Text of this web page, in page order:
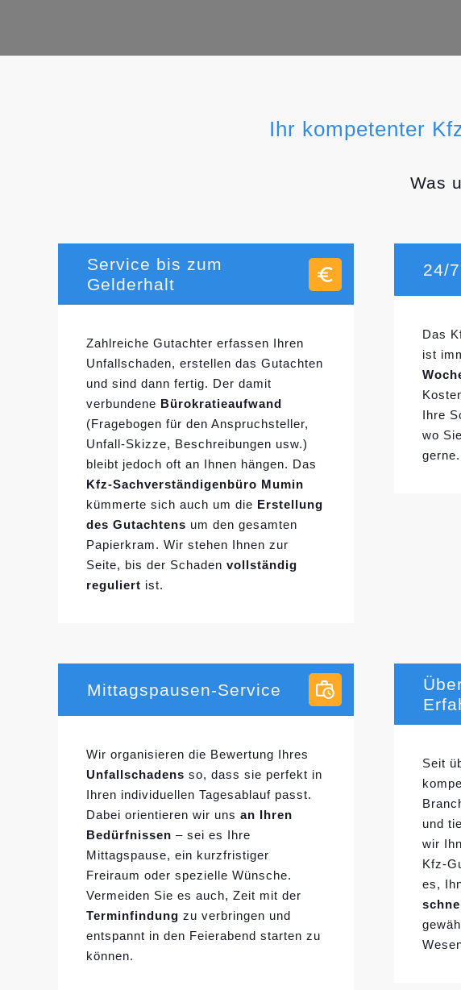
Ihr kompetenter
Was
Service bis zum
Gelderhalt
Zahlreiche Gutachter erfassen Ihren
Unfallschaden, erstellen das Gutachten
und sind dann fertig. Der damit
verbundene Bürokratieaufwand
(Fragebogen für den Anspruchsteller,
Unfall-Skizze, Beschreibungen usw.)
bleibt jedoch oft an Ihnen hängen. Das
Kfz-Sachverständigenbüro Mumin
kümmerte sich auch um die Erstellung
des Gutachtens um den gesamten
Papierkram. Wir stehen Ihnen zur
Seite, bis der Schaden vollständig
reguliert ist.
24/
Das
ist
Ihre
wo
gerne.
Mittagspausen-Service
Wir organisieren die Bewertung Ihres
Unfallschadens so, dass sie perfekt in
Ihren individuellen Tagesablauf passt.
Dabei orientieren wir uns an Ihren
Bedürfnissen – sei es Ihre
Mittagspause, ein kurzfristiger
Freiraum oder spezielle Wünsche.
Vermeiden Sie es auch, Zeit mit der
Terminfindung zu verbringen und
entspannt in den Feierabend starten zu
können.
Seit
und
wir
Kfz-
es,